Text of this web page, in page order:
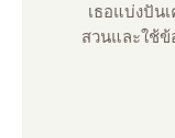
เธอแบ่งปัน
สวนและใช้ข้
มองที่แตก
บ้านหลังเล็